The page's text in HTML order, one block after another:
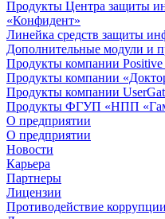
Продукты Центра защиты
«Конфидент»
Линейка средств защиты
Дополнительные модули и
Продукты компании Positive
Продукты компании
Продукты компании
Продукты ФГУП «НПП
О предприятии
О предприятии
Новости
Карьера
Партнеры
Лицензии
Противодействие коррупции